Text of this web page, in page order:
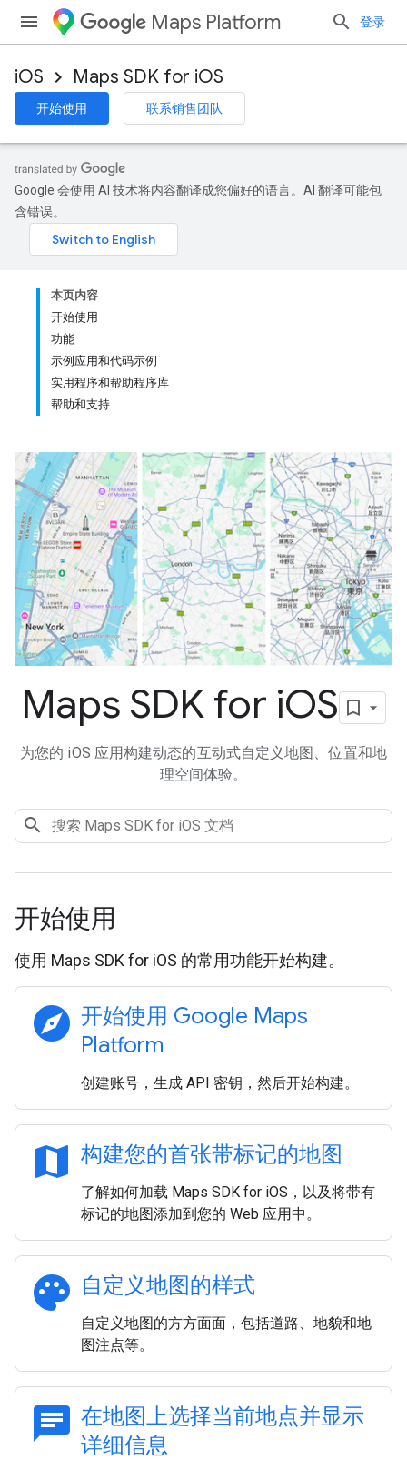
Maps Platform 登录
iOS Maps SDK for iOS
开始使用 联系销售团队
Google 会使用 AI 技术将内容翻译成您偏好的语言。AI 翻译可能包
含错误。
本页内容
开始使用
功能
示例应用和代码示例
实用程序和帮助程序库
帮助和支持
Maps SDK for iOS
为您的 iOS 应用构建动态的互动式自定义地图、位置和地
理空间体验。
开始使用
使用 Maps SDK for iOS 的常用功能开始构建。
explore 开始使用 Google Maps
Platform
创建账号，生成 API 密钥，然后开始构建。
map 构建您的首张带标记的地图
了解如何加载 Maps SDK for iOS，以及将带有
标记的地图添加到您的 Web 应用中。
palette 自定义地图的样式
自定义地图的方方面面，包括道路、地貌和地
图注点等。
chat 在地图上选择当前地点并显示
详细信息